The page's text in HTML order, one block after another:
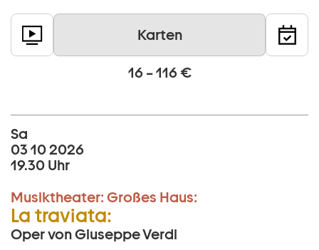
Karten
16 – 116 €
Sa
03 10 2026
19.30 Uhr
Musiktheater: Großes Haus:
La traviata:
Oper von Giuseppe Verdi